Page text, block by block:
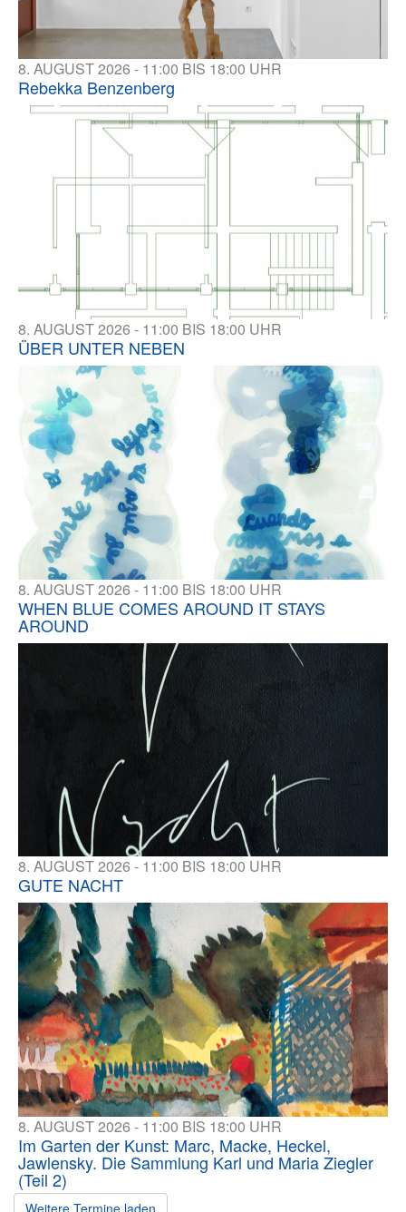
8. AUGUST 2026 - 11:00 BIS 18:00 UHR
Rebekka Benzenberg
8. AUGUST 2026 - 11:00 BIS 18:00 UHR
ÜBER UNTER NEBEN
8. AUGUST 2026 - 11:00 BIS 18:00 UHR
WHEN BLUE COMES AROUND IT STAYS
AROUND
8. AUGUST 2026 - 11:00 BIS 18:00 UHR
GUTE NACHT
8. AUGUST 2026 - 11:00 BIS 18:00 UHR
Im Garten der Kunst: Marc, Macke, Heckel,
Jawlensky. Die Sammlung Karl und Maria Ziegler
(Teil 2)
Weitere Termine laden